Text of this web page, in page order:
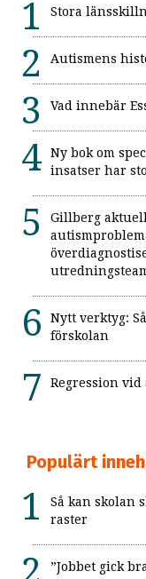
Stora
Autismens
Vad innebär
Ny bok om
insatser har
Gillberg
Nytt verktyg:
förskolan
Regression
Populärt
Så kan skolan
raster
”Jobbet gick